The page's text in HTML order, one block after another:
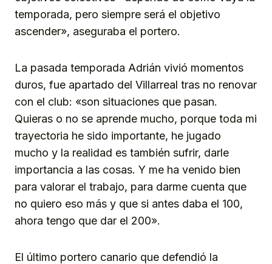
temporada, pero siempre será el objetivo
ascender», aseguraba el portero.
La pasada temporada Adrián vivió momentos
duros, fue apartado del Villarreal tras no renovar
con el club: «son situaciones que pasan.
Quieras o no se aprende mucho, porque toda mi
trayectoria he sido importante, he jugado
mucho y la realidad es también sufrir, darle
importancia a las cosas. Y me ha venido bien
para valorar el trabajo, para darme cuenta que
no quiero eso más y que si antes daba el 100,
ahora tengo que dar el 200».
El último portero canario que defendió la